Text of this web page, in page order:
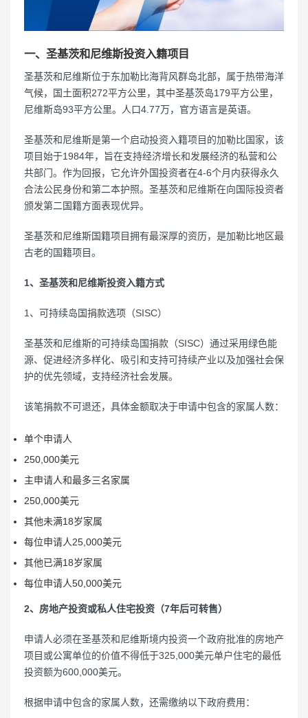
一、圣基茨和尼维斯投资入籍项目
圣基茨和尼维斯位于东加勒比海背风群岛北部，属于热带海洋
气候，国土面积272平方公里，其中圣基茨岛179平方公里，
尼维斯岛93平方公里。人口4.77万，官方语言是英语。
圣基茨和尼维斯是第一个启动投资入籍项目的加勒比国家，该
项目始于1984年，旨在支持经济增长和发展经济的私营和公
共部门。作为回报，它允许外国投资者在4-6个月内获得永久
合法公民身份和第二本护照。圣基茨和尼维斯在向国际投资者
颁发第二国籍方面表现优异。
圣基茨和尼维斯国籍项目拥有最深厚的资历，是加勒比地区最
古老的国籍项目。
1、圣基茨和尼维斯投资入籍方式
1、可持续岛国捐款选项（SISC）
圣基茨和尼维斯的可持续岛国捐款（SISC）通过采用绿色能
源、促进经济多样化、吸引和支持可持续产业以及加强社会保
护的优先领域，支持经济社会发展。
该笔捐款不可退还，具体金额取决于申请中包含的家属人数：
单个申请人
250,000美元
主申请人和最多三名家属
250,000美元
其他未满18岁家属
每位申请人25,000美元
其他已满18岁家属
每位申请人50,000美元
2、房地产投资或私人住宅投资（7年后可转售）
申请人必须在圣基茨和尼维斯境内投资一个政府批准的房地产
项目或公寓单位的价值不得低于325,000美元单户住宅的最低
投资额为600,000美元。
根据申请中包含的家属人数，还需缴纳以下政府费用：